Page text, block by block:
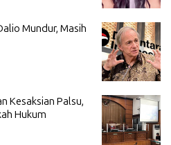
Mundur, Masih
Kesaksian Palsu,
Hukum